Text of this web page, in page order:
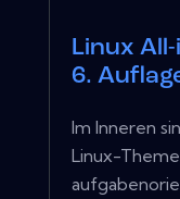
Linux
6.
Im Inneren
Linux-